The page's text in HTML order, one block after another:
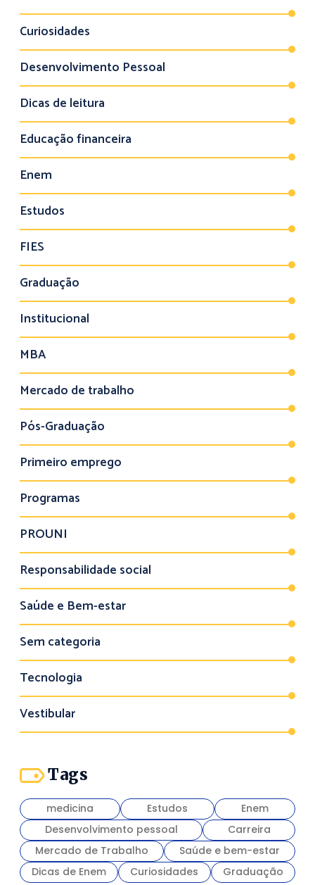
Curiosidades
Desenvolvimento Pessoal
Dicas de leitura
Educação financeira
Enem
Estudos
FIES
Graduação
Institucional
MBA
Mercado de trabalho
Pós-Graduação
Primeiro emprego
Programas
PROUNI
Responsabilidade social
Saúde e Bem-estar
Sem categoria
Tecnologia
Vestibular
Tags
medicina Estudos
Enem
Desenvolvimento pessoal
Carreira
Mercado de Trabalho
Saúde e bem-estar
Dicas de Enem
Curiosidades Graduação